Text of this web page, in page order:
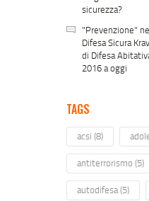
sicurezza?
"Prevenzione"
Difesa Sicura
di Difesa
2016 a oggi
TAGS
acsi (8)
antiterrorismo (5)
autodifesa(5)